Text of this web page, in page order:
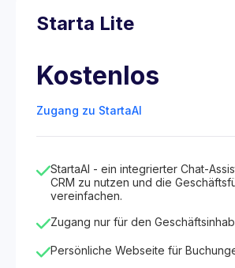
Starta Lite
Kostenlos
Zugang zu StartaAI
StartaAI - ein integrierter Chat-
CRM zu nutzen und die
vereinfachen.
Zugang nur für den
Persönliche Webseite für